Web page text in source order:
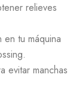
relieves
tu máquina
evitar manchas